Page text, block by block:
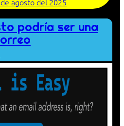
podría ser una